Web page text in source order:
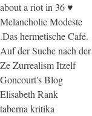
about a riot in 36 ♥
Melancholie Modeste
.Das hermetische Café.
Auf der Suche nach
Ze Zurrealism Itzelf
Goncourt's Blog
Elisabeth Rank
taberna kritika